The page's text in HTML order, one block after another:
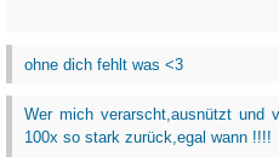
ohne dich fehlt was <3
Wer mich verarscht,ausnützt und
100x so stark zurück,egal wann !!!!